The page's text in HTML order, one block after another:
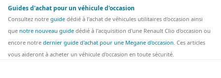
Guides d'achat pour un véhicule d'occasion
Consultez notre guide dédié à l'achat de véhicules utilitaires d'occasion ainsi
que notre nouveau guide dédié à l'acquisition d'une Renault Clio d'occasion ou
encore notre dernier guide d'achat pour une Megane d'occasion. Ces articles
vous aideront à acheter un véhicule d'occasion en toute sécurité.